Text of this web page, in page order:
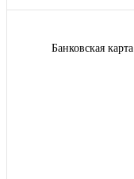
Банковская карта